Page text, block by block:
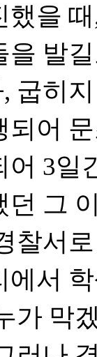
했을
을 발
굽히
되어
어 3일
던 그
찰서
에서
가 막